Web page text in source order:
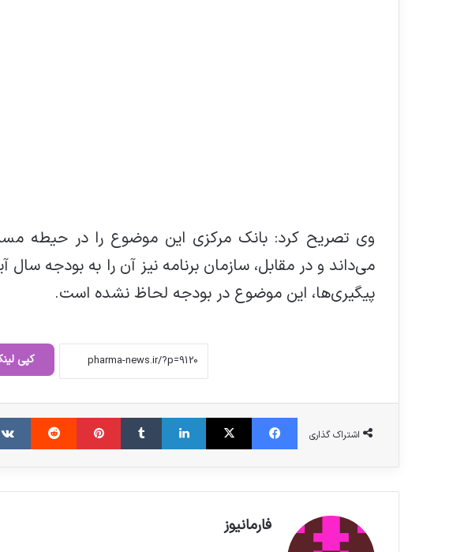
وی تصریح کرد: بانک مرکزی این موضوع را در حیطه
می‌داند و در مقابل، سازمان برنامه نیز آن را به بودجه
پیگیری‌ها، این موضوع در بودجه لحاظ نشده است.
کپی
اشتراک گذاری
فیس بوک X لینکدین ‫تامبلر ‫پین‌ترست ‫رددیت
فارمانیوز